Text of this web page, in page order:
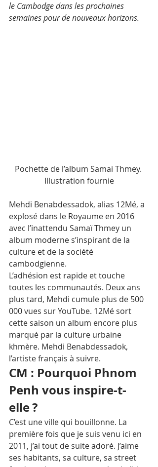
le Cambodge dans les prochaines
semaines pour de nouveaux horizons.
Pochette de l’album Samai Thmey.
Illustration fournie
Mehdi Benabdessadok, alias 12Mé, a
explosé dans le Royaume en 2016
avec l’inattendu Samaï Thmey un
album moderne s’inspirant de la
culture et de la société
cambodgienne.
L’adhésion est rapide et touche
toutes les communautés. Deux ans
plus tard, Mehdi cumule plus de 500
000 vues sur YouTube. 12Mé sort
cette saison un album encore plus
marqué par la culture urbaine
khmère. Mehdi Benabdessadok,
l’artiste français à suivre.
CM : Pourquoi Phnom
Penh vous inspire-t-
elle ?
C’est une ville qui bouillonne. La
première fois que je suis venu ici en
2011, j’ai tout de suite adoré. J’aime
ses habitants, sa culture, sa street